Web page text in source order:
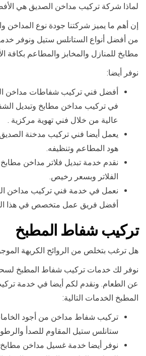
لماذا شركة تركيب مداخن الصديق هي
إن أهم ما يميز شركتنا جودة نوع المداخن
من أفضل أنواع الستانلس ستيل ونوفر
مطابخ للمنازل والمخابز والمطاعم بكافة
نوفر أيضا:
أفضل فني تركيب شفاطات مداخن
في تركيب مداخن مطابخ وتبديل
عالية من خلال فني تهوية مركزية .
يعمل أيضا فني تركيب مدخنة
هود المطاعم وتنظيفه.
نقدم خدمة تبديل فلاتر مداخن
الفلاتر وبسعر رخيص.
نعمل في خدمة فني تركيب مداخن
أفضل فريق عمل متخصص في هذا
تركيب شفاط المطبخ
هل ترغب بتخلص من الروائح الكريهة
نوفر لك خدمات تركيب شفاط المطبخ
عن الطعام. ونقدم لكم أيضا في خدمة
المطبخ الخدمات التالية:
تركيب شفاط مداخن من أجود
ستانلس ستيل المقاوم للصدأ
نوفر أيضا خدمة غسيل مداخن